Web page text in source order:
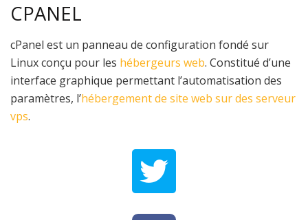
CPANEL
cPanel est un panneau de configuration fondé sur
Linux conçu pour les hébergeurs web. Constitué d’une
interface graphique permettant l’automatisation des
paramètres, l’hébergement de site web sur des serveur
vps.